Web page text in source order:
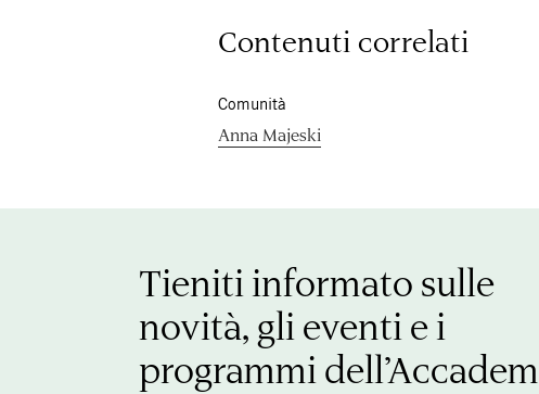
Contenuti correlati
Comunità
Anna Majeski
Tieniti informato sulle
novità, gli eventi e i
programmi